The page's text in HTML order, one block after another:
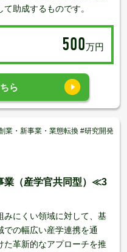
助成するものです。
500万円
ら
業・新事業・業態転換 #研究開発
業（産学官共同型）≪3
みにくい領域に対して、基
の幅広い産学連携を通
た革新的なアプローチを推